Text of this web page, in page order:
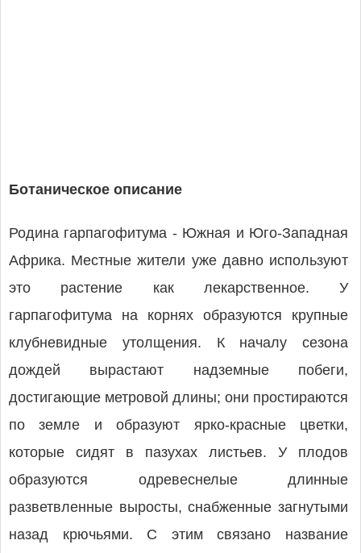
Ботаническое описание
Родина гарпагофитума - Южная и Юго-Западная
Африка. Местные жители уже давно используют
это растение как лекарственное. У
гарпагофитума на корнях образуются крупные
клубневидные утолщения. К началу сезона
дождей вырастают надземные побеги,
достигающие метровой длины; они простираются
по земле и образуют ярко-красные цветки,
которые сидят в пазухах листьев. У плодов
образуются одревеснелые длинные
разветвленные выросты, снабженные загнутыми
назад крючьями. С этим связано название